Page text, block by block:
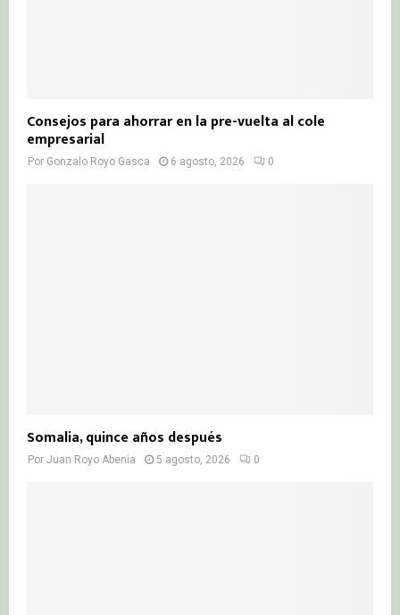
Consejos para ahorrar en la pre-vuelta al cole
empresarial
Por Gonzalo Royo Gasca 6 agosto, 2026 0
Somalia, quince años después
Por Juan Royo Abenia 5 agosto, 2026 0